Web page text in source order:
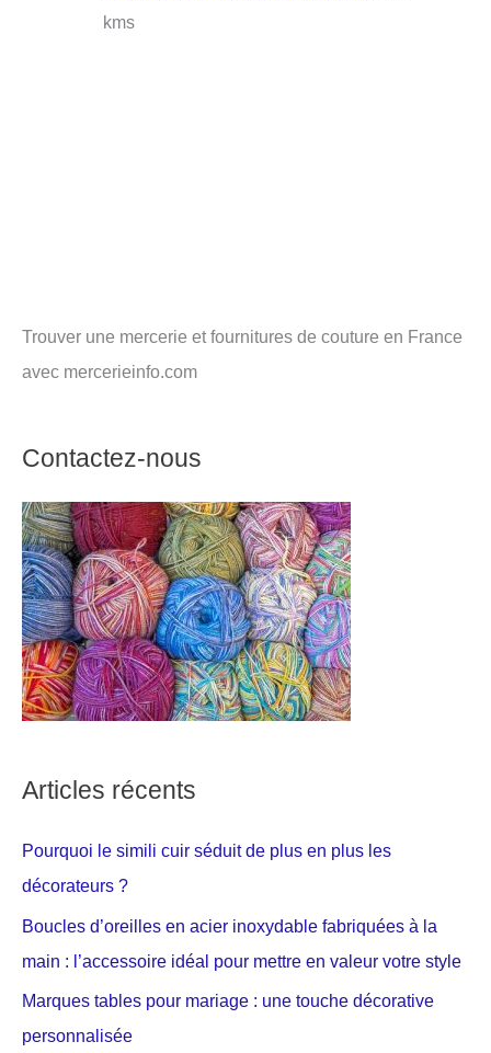
kms
Trouver une mercerie et fournitures de couture en France
avec mercerieinfo.com
Contactez-nous
Articles récents
Pourquoi le simili cuir séduit de plus en plus les
décorateurs ?
Boucles d’oreilles en acier inoxydable fabriquées à la
main : l’accessoire idéal pour mettre en valeur votre style
Marques tables pour mariage : une touche décorative
personnalisée